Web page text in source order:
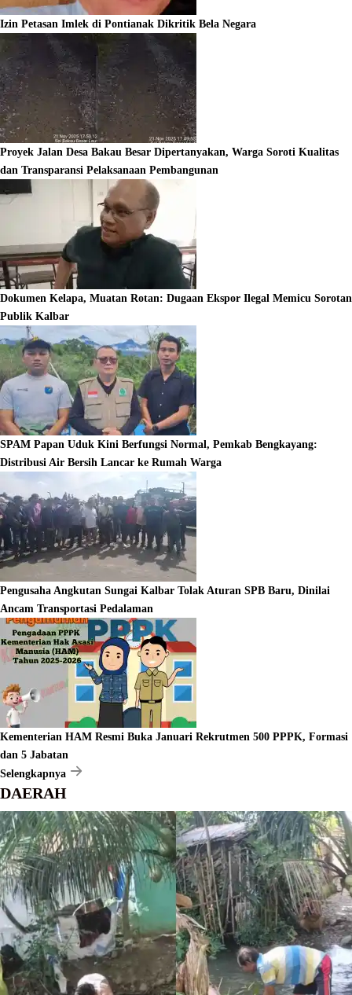
Izin Petasan Imlek di Pontianak Dikritik Bela Negara
Proyek Jalan Desa Bakau Besar Dipertanyakan, Warga Soroti Kualitas
dan Transparansi Pelaksanaan Pembangunan
Dokumen Kelapa, Muatan Rotan: Dugaan Ekspor Ilegal Memicu Sorotan
Publik Kalbar
SPAM Papan Uduk Kini Berfungsi Normal, Pemkab Bengkayang:
Distribusi Air Bersih Lancar ke Rumah Warga
Pengusaha Angkutan Sungai Kalbar Tolak Aturan SPB Baru, Dinilai
Ancam Transportasi Pedalaman
Kementerian HAM Resmi Buka Januari Rekrutmen 500 PPPK, Formasi
dan 5 Jabatan
Selengkapnya
DAERAH